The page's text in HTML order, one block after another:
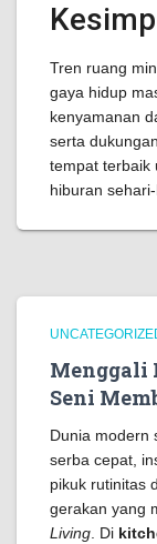
Tren ruang
gaya hidup
kenyamanan
serta
tempat terbaik
hiburan
Menggali
Seni
Dunia modern
serba cepat,
pikuk rutinitas
gerakan yang
Living . Di